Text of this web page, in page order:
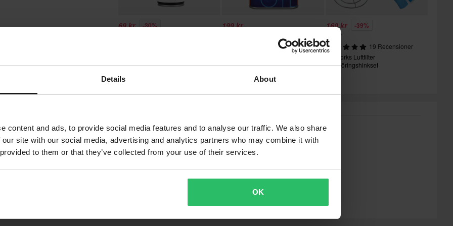
Details About
content and ads, to provide social media features and to analyse our traffic. We also share
site with our social media, advertising and analytics partners who may combine it with
to them or that they’ve collected from your use of their services.
OK
*Fri frakt gäller ej för stora
tillverkade på beställning. Se
69 kr -30%
ml
199 kr
144 Recensioner
169 kr -39%
279 kr
19 Recensioner
Proworks Luftfilter
Rengöringshinkset